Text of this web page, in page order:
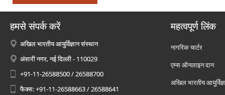
हमसे संपर्क करें
अखिल भारतीय आयुर्विज्ञान संस्थान
अंसारी नगर, नई दिल्ली - 110029
+91-11-26588500 / 26588700
फैक्स: +91-11-26588663 / 26588641
महत्वपूर्ण लिंक
नागरिक चार्टर
एम्स ऑनलाइन दान
अखिल भारतीय